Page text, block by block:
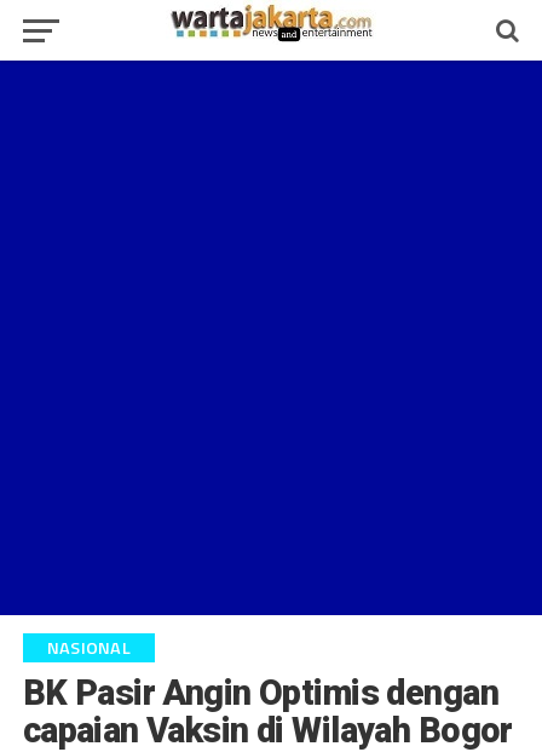
NASIONAL
BK Pasir Angin Optimis dengan
capaian Vaksin di Wilayah Bogor